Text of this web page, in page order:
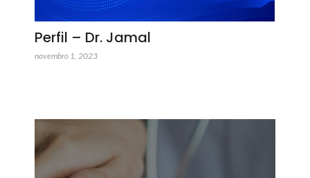
Perfil – Dr. Jamal
novembro 1, 2023